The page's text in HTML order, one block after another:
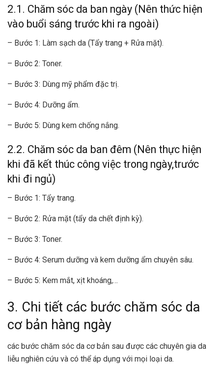
2.1. Chăm sóc da ban ngày (Nên thức hiện
vào buổi sáng trước khi ra ngoài)
– Bước 1: Làm sạch da (Tẩy trang + Rửa mặt).
– Bước 2: Toner.
– Bước 3: Dùng mỹ phẩm đặc trị.
– Bước 4: Dưỡng ẩm.
– Bước 5: Dùng kem chống nắng.
2.2. Chăm sóc da ban đêm (Nên thực hiện
khi đã kết thúc công việc trong ngày,trước
khi đi ngủ)
– Bước 1: Tẩy trang.
– Bước 2: Rửa mặt (tẩy da chết định kỳ).
– Bước 3: Toner.
– Bước 4: Serum dưỡng và kem dưỡng ẩm chuyên sâu.
– Bước 5: Kem mắt, xịt khoáng,…
3. Chi tiết các bước chăm sóc da
cơ bản hàng ngày
các bước chăm sóc da cơ bản sau được các chuyên gia da
liễu nghiên cứu và có thể áp dụng với mọi loại da.